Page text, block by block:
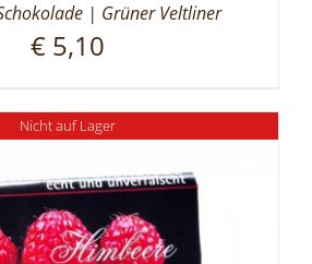
| Grüner Veltliner
€ 5,10
Nicht auf Lager